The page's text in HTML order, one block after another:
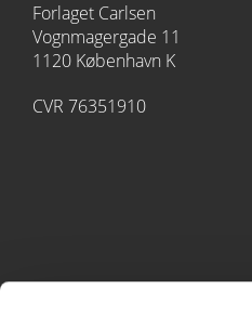
Forlaget Carlsen
Vognmagergade 11
1120 København K
CVR 76351910